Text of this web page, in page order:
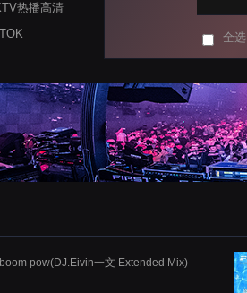
热播高清
风是想你的
全选
pow(DJ.Eivin一文 Extended Mix)